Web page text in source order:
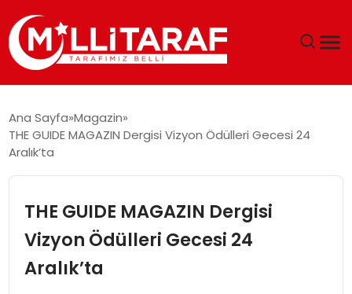
ÖZEL SAYFALAR
SPOR
Ana Sayfa Magazin
THE GUIDE MAGAZIN Dergisi Vizyon Ödülleri Gecesi 24
Aralık’ta
THE GUIDE MAGAZIN Dergisi
Vizyon Ödülleri Gecesi 24
Aralık’ta